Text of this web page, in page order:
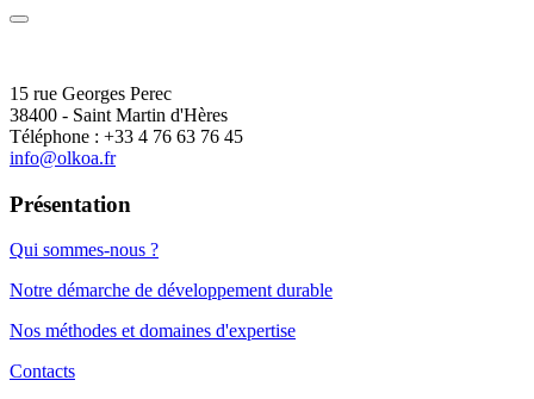
15 rue Georges Perec
38400 - Saint Martin d'Hères
Téléphone : +33 4 76 63 76 45
info@olkoa.fr
Présentation
Qui sommes-nous ?
Notre démarche de développement durable
Nos méthodes et domaines d'expertise
Contacts